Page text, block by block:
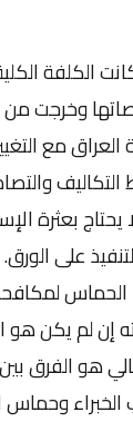
وخرجت من
مع
يحتاج بعثرة
على
لمكافحة
إن لم يكن هو
هو الفرق
وحماس